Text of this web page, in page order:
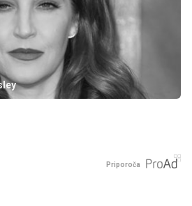
Priporoča